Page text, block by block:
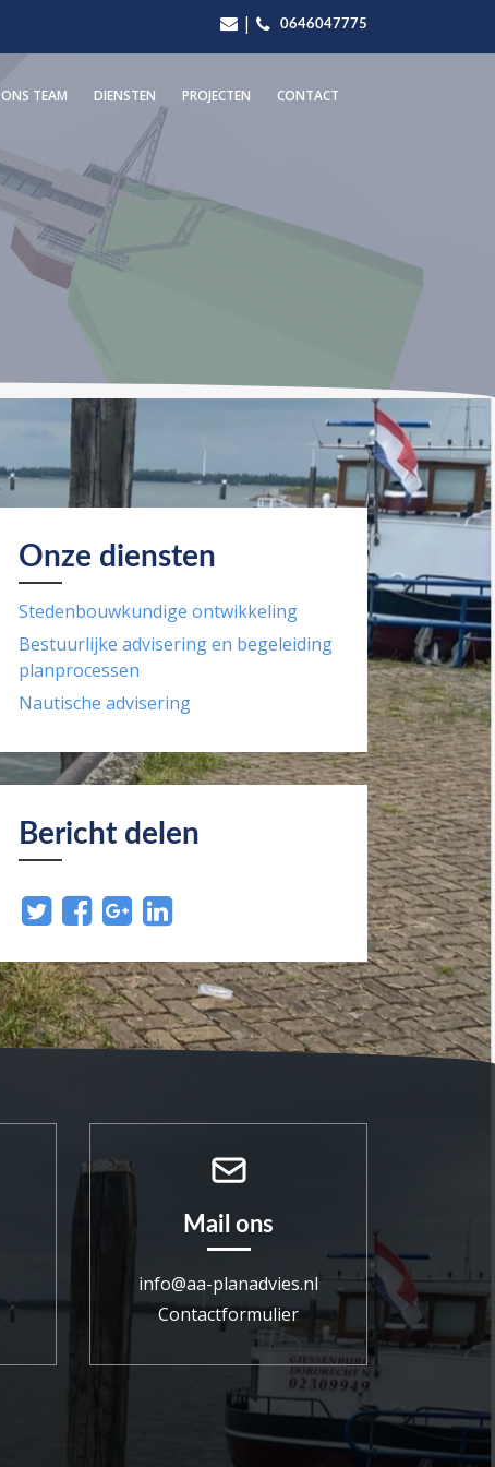
| 0646047775
ONS TEAM DIENSTEN PROJECTEN CONTACT
Onze diensten
Stedenbouwkundige ontwikkeling
Bestuurlijke advisering en begeleiding
planprocessen
Nautische advisering
Bericht delen
Mail ons
info@aa-planadvies.nl
Contactformulier